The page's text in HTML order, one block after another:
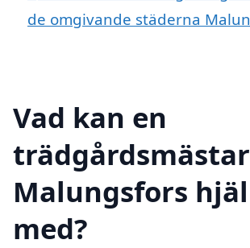
de omgivande städerna
Vad kan en
Malungsfors
med?